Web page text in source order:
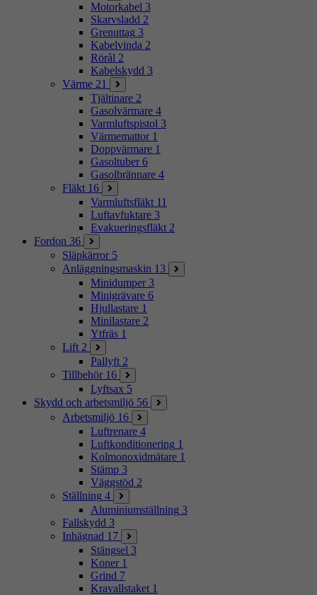
Motorkabel 3
Skarvsladd 2
Grenuttag 3
Kabelvinda 2
Rörål 2
Kabelskydd 3
Värme 21
Tjältinare 2
Gasolvärmare 4
Varmluftspistol 3
Värmemattor 1
Doppvärmare 1
Gasoltuber 6
Gasolbrännare 4
Fläkt 16
Varmluftsfläkt 11
Luftavfuktare 3
Evakueringsfläkt 2
Fordon 36
Släpkärror 5
Anläggningsmaskin 13
Minidumper 3
Minigrävare 6
Hjullastare 1
Minilastare 2
Ytfräs 1
Lift 2
Pallyft 2
Tillbehör 16
Lyftsax 5
Skydd och arbetsmiljö 56
Arbetsmiljö 16
Luftrenare 4
Luftkonditionering 1
Kolmonoxidmätare 1
Stämp 3
Väggstöd 2
Ställning 4
Aluminiumställning 3
Fallskydd 3
Inhägnad 17
Stängsel 3
Koner 1
Grind 7
Kravallstaket 1